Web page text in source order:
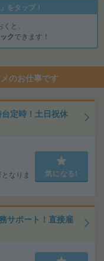
をタップ！
と、
クできます！
のお仕事です
定時！土日祝休
なりま
気になる!
サポート！直接雇